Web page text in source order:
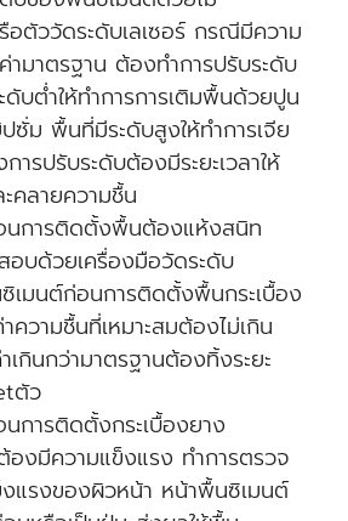
อตัววัดระดับเลเซอร์ กรณีมีความ
ามาตรฐาน ต้องทำการปรับระดับ
บต่ำให้ทำการการเติมพื้นด้วยปูน
ซั่ม พื้นที่มีระดับสูงให้ทำการเจีย
รปรับระดับต้องมีระยะเวลาให้
คลายความชื้น
นการติดตั้งพื้นต้องแห้งสนิท
อบด้วยเครื่องมือวัดระดับ
เมนต์ก่อนการติดตั้งพื้นกระเบื้อง
ความชื้นที่เหมาะสมต้องไม่เกิน
กินกว่ามาตรฐานต้องทิ้งระยะ
ตัว
การติดตั้งกระเบื้องยาง
องมีความแข็งแรง ทำการตรวจ
แรงของผิวหน้า หน้าพื้นซิเมนต์